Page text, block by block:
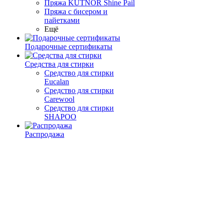
Пряжа KUTNOR Shine Pail
Пряжа с бисером и
пайетками
Ещё
Подарочные сертификаты
Средства для стирки
Средство для стирки
Eucalan
Средство для стирки
Carewool
Средство для стирки
SHAPOO
Распродажа